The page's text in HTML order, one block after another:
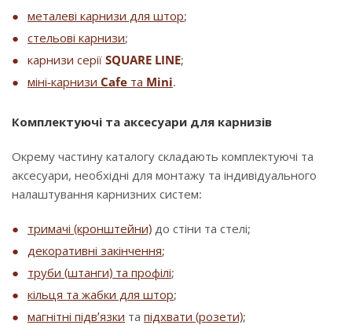
металеві карнизи для штор;
стельові карнизи;
карнизи серії SQUARE LINE;
міні-карнизи Cafe та Mini.
Комплектуючі та аксесуари для карнизів
Окрему частину каталогу складають комплектуючі та
аксесуари, необхідні для монтажу та індивідуального
налаштування карнизних систем:
тримачі (кронштейни) до стіни та стелі;
декоративні закінчення;
труби (штанги) та профілі;
кільця та жабки для штор;
магнітні підв’язки та підхвати (розети);